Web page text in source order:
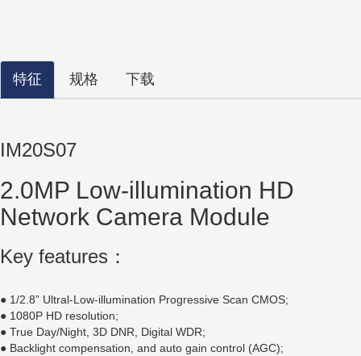
特征 规格 下载
IM20S07
2.0MP Low-illumination HD
Network Camera Module
Key features：
● 1/2.8” Ultral-Low-illumination Progressive Scan CMOS;
● 1080P HD resolution;
● True Day/Night, 3D DNR, Digital WDR;
● Backlight compensation, and auto gain control (AGC);